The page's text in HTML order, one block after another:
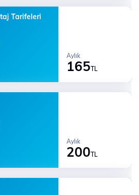
Tarifeleri
165TL
Aylık
200TL
Aylık